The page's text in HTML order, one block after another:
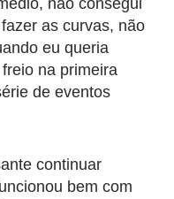
não consegui
as curvas, não
eu queria
na primeira
de eventos
continuar
bem com